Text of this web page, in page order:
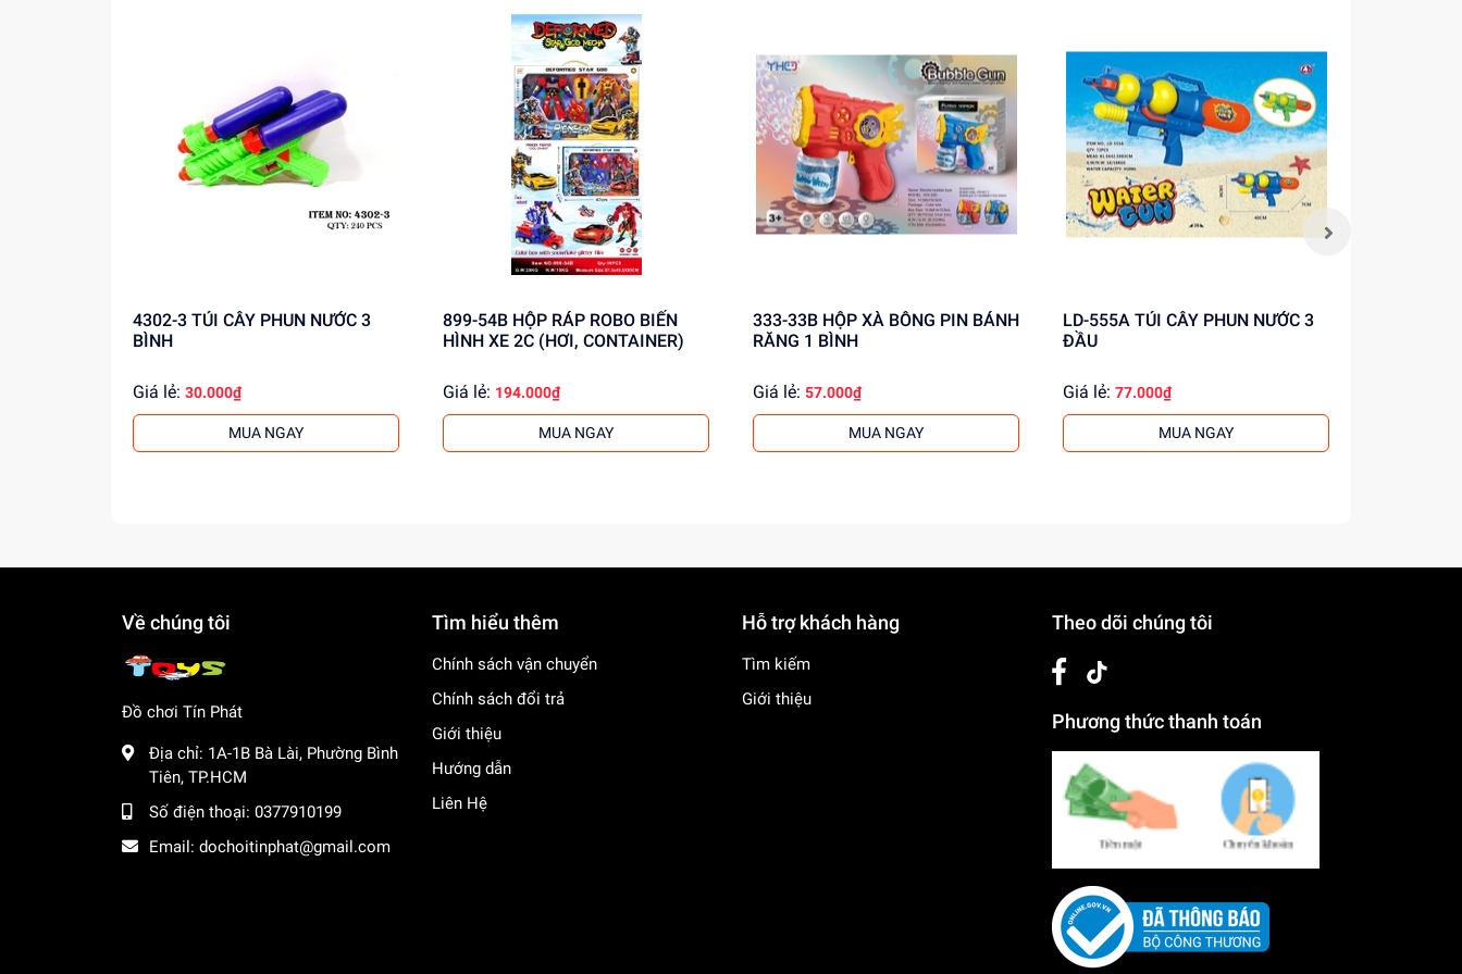
4302-3 TÚI CÂY PHUN NƯỚC 3
BÌNH
Giá lẻ: 30.000₫
MUA NGAY
899-54B HỘP RÁP ROBO BIẾN
HÌNH XE 2C (HƠI, CONTAINER)
Giá lẻ: 194.000₫
MUA NGAY
333-33B HỘP XÀ BÔNG PIN BÁNH
RĂNG 1 BÌNH
Giá lẻ: 57.000₫
MUA NGAY
LD-555A TÚI CÂY PHUN NƯỚC 3
ĐẦU
Giá lẻ: 77.000₫
MUA NGAY
Về chúng tôi
Đồ chơi Tín Phát
Địa chỉ: 1A-1B Bà Lài, Phường Bình
Tiên, TP.HCM
Số điện thoại: 0377910199
Email: dochoitinphat@gmail.com
Tìm hiểu thêm
Chính sách vận chuyển
Chính sách đổi trả
Giới thiệu
Hướng dẫn
Liên Hệ
Hỗ trợ khách hàng
Tìm kiếm
Giới thiệu
Theo dõi chúng tôi
Phương thức thanh toán